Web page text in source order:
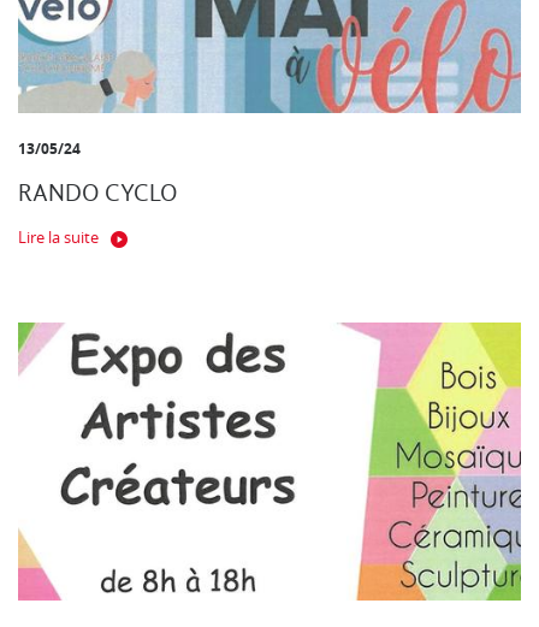
13/05/24
RANDO CYCLO
Lire la suite